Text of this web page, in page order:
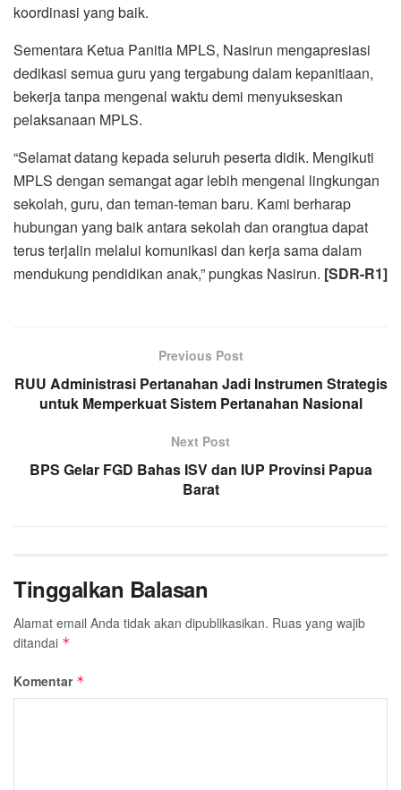
koordinasi yang baik.
Sementara Ketua Panitia MPLS, Nasirun mengapresiasi
dedikasi semua guru yang tergabung dalam kepanitiaan,
bekerja tanpa mengenal waktu demi menyukseskan
pelaksanaan MPLS.
“Selamat datang kepada seluruh peserta didik. Mengikuti
MPLS dengan semangat agar lebih mengenal lingkungan
sekolah, guru, dan teman-teman baru. Kami berharap
hubungan yang baik antara sekolah dan orangtua dapat
terus terjalin melalui komunikasi dan kerja sama dalam
mendukung pendidikan anak,” pungkas Nasirun. [SDR-R1]
Previous Post
RUU Administrasi Pertanahan Jadi Instrumen Strategis
untuk Memperkuat Sistem Pertanahan Nasional
Next Post
BPS Gelar FGD Bahas ISV dan IUP Provinsi Papua
Barat
Tinggalkan Balasan
Alamat email Anda tidak akan dipublikasikan. Ruas yang wajib
ditandai *
Komentar *